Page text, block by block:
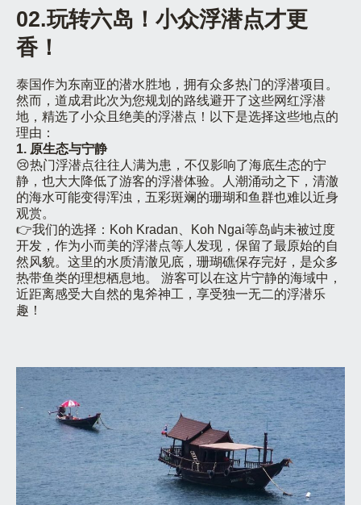
02.玩转六岛！小众浮潜点才更
香！
泰国作为东南亚的潜水胜地，拥有众多热门的浮潜项目。
然而，道成君此次为您规划的路线避开了这些网红浮潜
地，精选了小众且绝美的浮潜点！以下是选择这些地点的
理由：
1. 原生态与宁静
😢热门浮潜点往往人满为患，不仅影响了海底生态的宁
静，也大大降低了游客的浮潜体验。人潮涌动之下，清澈
的海水可能变得浑浊，五彩斑斓的珊瑚和鱼群也难以近身
观赏。
👉我们的选择：Koh Kradan、Koh Ngai等岛屿未被过度
开发，作为小而美的浮潜点等人发现，保留了最原始的自
然风貌。这里的水质清澈见底，珊瑚礁保存完好，是众多
热带鱼类的理想栖息地。 游客可以在这片宁静的海域中，
近距离感受大自然的鬼斧神工，享受独一无二的浮潜乐
趣！